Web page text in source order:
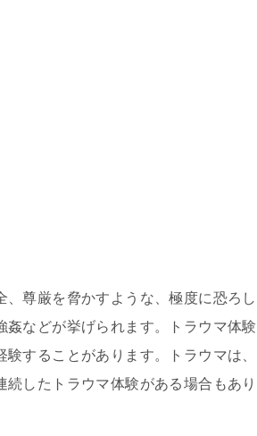
、尊厳を脅かすような、極度に恐ろし
などが挙げられます。トラウマ体験
することがあります。トラウマは、
したトラウマ体験がある場合もあり